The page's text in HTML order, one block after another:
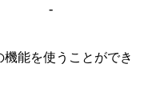
-
能を使うことができ